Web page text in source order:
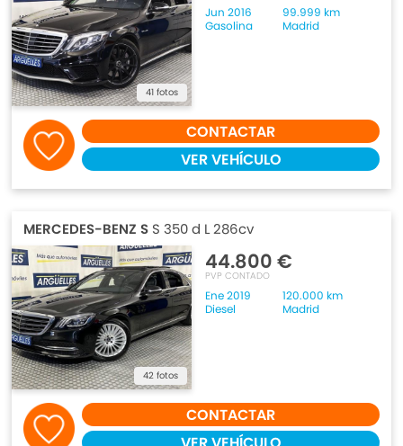
41 fotos
Jun 2016
99.999 km
Gasolina
Madrid
CONTACTAR
VER VEHÍCULO
MERCEDES-BENZ S S 350 d L 286cv
42 fotos
44.800 €
PVP CONTADO
Ene 2019
120.000 km
Diesel
Madrid
CONTACTAR